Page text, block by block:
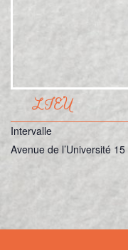
LIEU
Intervalle
Avenue de l’Université 15